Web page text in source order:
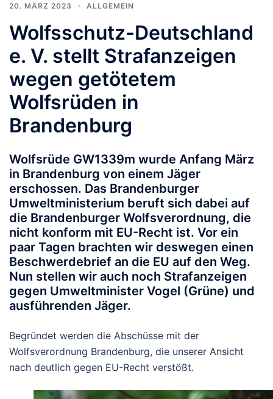
20. MÄRZ 2023 ALLGEMEIN
Wolfsschutz-Deutschland
e. V. stellt Strafanzeigen
wegen getötetem
Wolfsrüden in
Brandenburg
Wolfsrüde GW1339m wurde Anfang März
in Brandenburg von einem Jäger
erschossen. Das Brandenburger
Umweltministerium beruft sich dabei auf
die Brandenburger Wolfsverordnung, die
nicht konform mit EU-Recht ist. Vor ein
paar Tagen brachten wir deswegen einen
Beschwerdebrief an die EU auf den Weg.
Nun stellen wir auch noch Strafanzeigen
gegen Umweltminister Vogel (Grüne) und
ausführenden Jäger.
Begründet werden die Abschüsse mit der
Wolfsverordnung Brandenburg, die unserer Ansicht
nach deutlich gegen EU-Recht verstößt.